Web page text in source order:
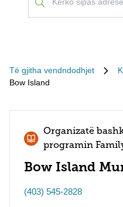
Të gjitha vendndodhjet
Bow Island
Organizatë
programin
Bow Island
(403) 545-2828